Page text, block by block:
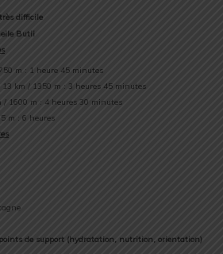
difficile
Butii
m : 1 heure 45 minutes
13 km / 1350 m : 3 heures 45 minutes
/ 1600 m : 4 heures 30 minutes
m : 6 heures
de support (hydratation, nutrition, orientation)